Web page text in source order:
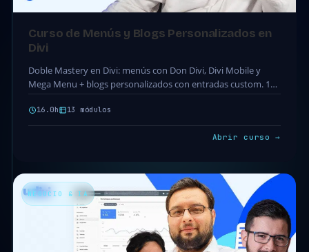
Curso de Menús y Blogs Personalizados en
Divi
Doble Mastery en Divi: menús con Don Divi, Divi Mobile y
Mega Menu + blogs personalizados con entradas custom. 13
módulos · 45 clases…
16.0h 13 módulos
Abrir curso →
NEGOCIO & IA